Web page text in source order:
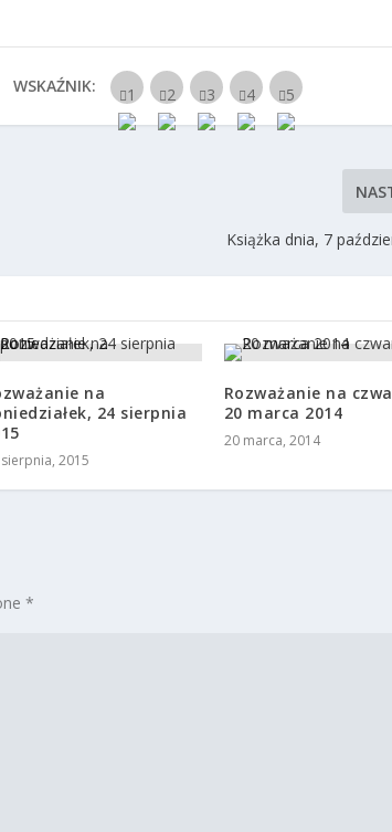
WSKAŹNIK:
Książka dnia, 7
na
24 sierpnia
2015
Rozważanie na
20 marca 2014
20 marca, 2014
*